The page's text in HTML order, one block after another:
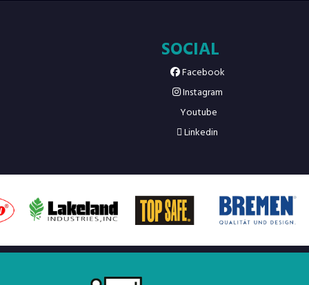
SOCIAL
Facebook
Instagram
Youtube
Linkedin